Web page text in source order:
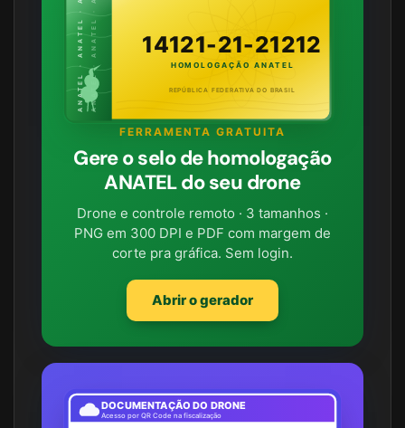
ANATEL · ANATEL · ANATELANATEL · ANATEL · ANATEL 14121-21-21212
HOMOLOGAÇÃO ANATEL
REPÚBLICA FEDERATIVA DO BRASIL
FERRAMENTA GRATUITA
Gere o selo de homologação
ANATEL do seu drone
Drone e controle remoto · 3 tamanhos ·
PNG em 300 DPI e PDF com margem de
corte pra gráfica. Sem login.
Abrir o gerador
DOCUMENTAÇÃO DO DRONE
Acesso por QR Code na fiscalização